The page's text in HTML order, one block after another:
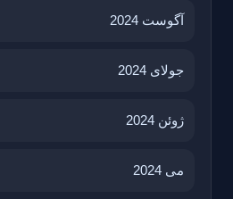
آگوست 2024
جولای 2024
ژوئن 2024
می 2024